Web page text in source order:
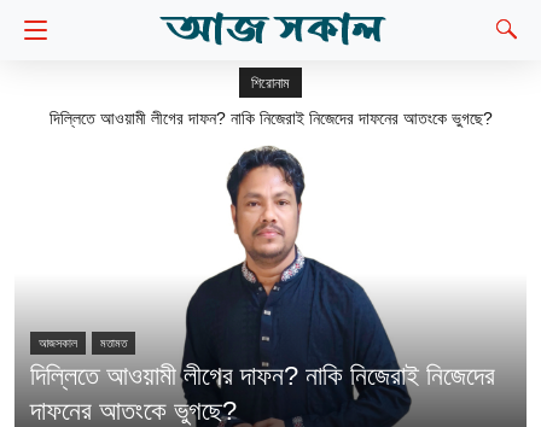
শিরোনাম
মৃত্যুর ভয় দেখিয়ে লাভ নেই, গাজীপুরে ছাত্রলীগের মিছিলে নেতৃবৃন্দ।
আজসকাল মতামত
দিল্লিতে আওয়ামী লীগের দাফন? নাকি নিজেরাই নিজেদের
দাফনের আতংকে ভুগছে?